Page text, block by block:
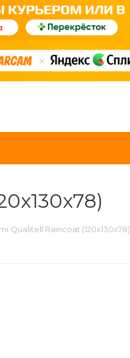
Qualitell Raincoat (120x130x78)